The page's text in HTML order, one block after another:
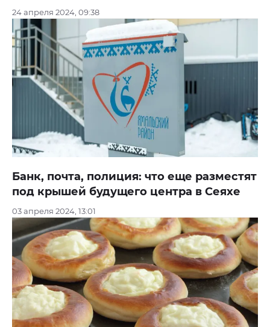
24 апреля 2024, 09:38
Банк, почта, полиция: что еще разместят
под крышей будущего центра в Сеяхе
03 апреля 2024, 13:01